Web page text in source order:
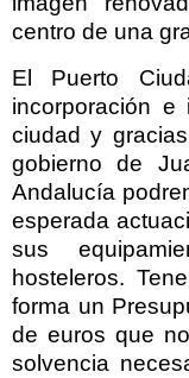
centro de una
El Puerto
incorporación
ciudad y
gobierno de
Andalucía
esperada
sus
hosteleros.
forma un
de euros que
solvencia